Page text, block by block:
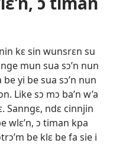
kɛ sin wunsrɛn su
mun sua sɔ’n nun
yi be sua sɔ’n nun
Like sɔ mɔ ba’n w’a
Sanngɛ, ndɛ cinnjin
wlɛ’n, ɔ timan kpa
be klɛ be fa sie i